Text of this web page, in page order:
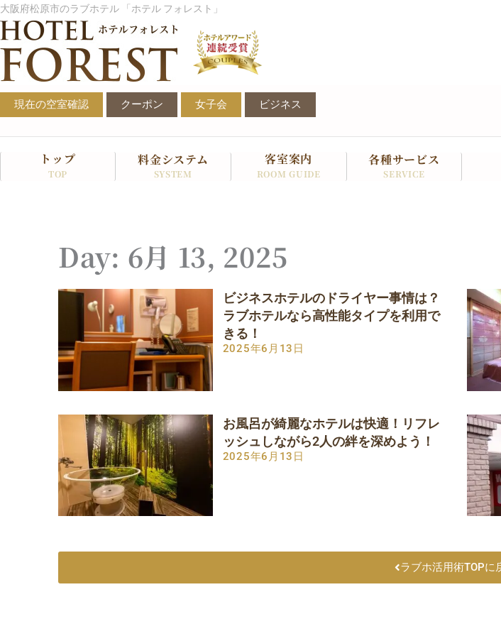
内
容
を
キ
ッ
大阪府松原市のラブホテル 「ホテル フォレスト」
現在の空室確認 クーポン 女子会 ビジネス
トップ
TOP
料金システム
SYSTEM
客室案内
ROOM GUIDE
各種サービス
SERVICE
Day: 6月 13, 2025
ビジネスホテルのドライヤー事情は？
ラブホテルなら高性能タイプを利用で
きる！
2025年6月13日
お風呂が綺麗なホテルは快適！リフレ
ッシュしながら2人の絆を深めよう！
2025年6月13日
ラブホ活用術TOPに